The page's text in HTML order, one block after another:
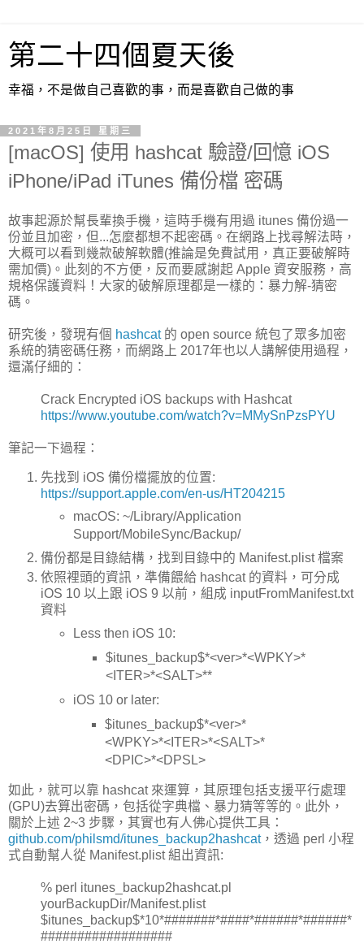
第二十四個夏天後
幸福，不是做自己喜歡的事，而是喜歡自己做的事
2021年8月25日 星期三
[macOS] 使用 hashcat 驗證/回憶 iOS
iPhone/iPad iTunes 備份檔 密碼
故事起源於幫長輩換手機，這時手機有用過 itunes 備份過一
份並且加密，但...怎麼都想不起密碼。在網路上找尋解法時，
大概可以看到幾款破解軟體(推論是免費試用，真正要破解時
需加價)。此刻的不方便，反而要感謝起 Apple 資安服務，高
規格保護資料！大家的破解原理都是一樣的：暴力解-猜密
碼。
研究後，發現有個 hashcat的 open source 統包了眾多加密
系統的猜密碼任務，而網路上 2017年也以人講解使用過程，
還滿仔細的：
Crack Encrypted iOS backups with Hashcat
https://www.youtube.com/watch?v=MMySnPzsPYU
筆記一下過程：
先找到 iOS 備份檔擺放的位置:
https://support.apple.com/en-us/HT204215
macOS: ~/Library/Application
Support/MobileSync/Backup/
備份都是目錄結構，找到目錄中的 Manifest.plist 檔案
依照裡頭的資訊，準備餵給 hashcat 的資料，可分成
iOS 10 以上跟 iOS 9 以前，組成 inputFromManifest.txt
資料
Less then iOS 10:
$itunes_backup$*<ver>*<WPKY>*
<ITER>*<SALT>**
iOS 10 or later:
$itunes_backup$*<ver>*
<WPKY>*<ITER>*<SALT>*
<DPIC>*<DPSL>
如此，就可以靠 hashcat 來運算，其原理包括支援平行處理
(GPU)去算出密碼，包括從字典檔、暴力猜等等的。此外，
關於上述 2~3 步驟，其實也有人佛心提供工具：
github.com/philsmd/itunes_backup2hashcat，透過 perl 小程
式自動幫人從 Manifest.plist 組出資訊:
% perl itunes_backup2hashcat.pl
yourBackupDir/Manifest.plist
$itunes_backup$*10*#######*####*######*######*
##################